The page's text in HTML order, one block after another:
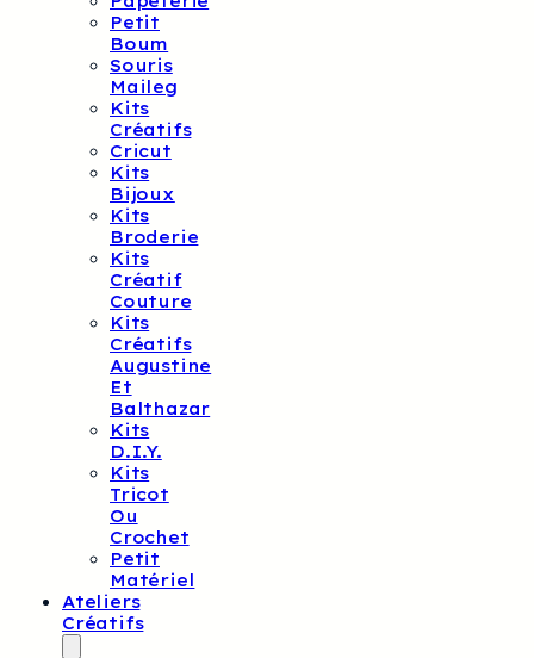
Petit
Boum
Souris
Maileg
Kits
Créatifs
Cricut
Kits
Bijoux
Kits
Broderie
Kits
Créatif
Couture
Kits
Créatifs
Augustine
Et
Balthazar
Kits
D.I.Y.
Kits
Tricot
Ou
Crochet
Petit
Matériel
Ateliers
Créatifs